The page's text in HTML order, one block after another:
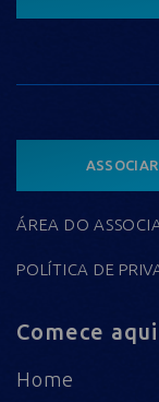
ASSOCIAR
ÁREA DO
POLÍTICA DE
Comece aqui
Home